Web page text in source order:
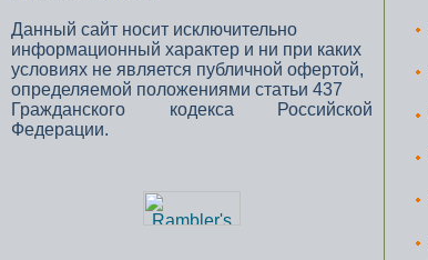
Данный сайт носит исключительно
информационный характер и ни при каких
условиях не является публичной офертой,
определяемой положениями статьи 437
Гражданского кодекса Российской
Федерации.